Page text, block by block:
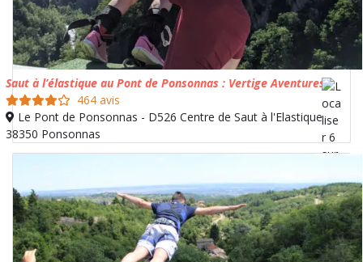
Saut à l’élastique au Pont de Ponsonnas : Vertige Aventures
464 avis
Le Pont de Ponsonnas - D526 Centre de Saut à l'Elastique
38350 Ponsonnas